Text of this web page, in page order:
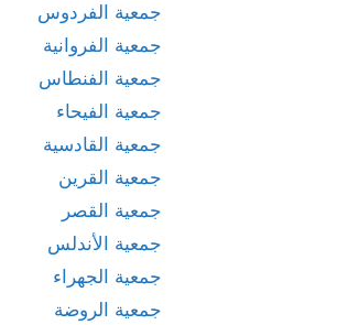
جمعية الفردوس
جمعية الفروانية
جمعية الفنطاس
جمعية الفيحاء
جمعية القادسية
جمعية القرين
جمعية القصر
جمعية الأندلس
جمعية الجهراء
جمعية الروضة